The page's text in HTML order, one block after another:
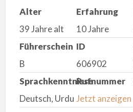
Alter
39 Jahre alt
Erfahrung
10 Jahre
Führerschein
B
ID
606902
Sprachkenntnisse
Deutsch, Urdu
Rufnummer
Jetzt anzeigen